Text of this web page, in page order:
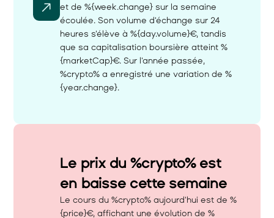
et de %{week.change} sur la semaine
écoulée. Son volume d'échange sur 24
heures s'élève à %{day.volume}€, tandis
que sa capitalisation boursière atteint %
{marketCap}€. Sur l'année passée,
%crypto% a enregistré une variation de %
{year.change}.
Le prix du %crypto% est
en baisse cette semaine
Le cours du %crypto% aujourd'hui est de %
{price}€, affichant une évolution de %